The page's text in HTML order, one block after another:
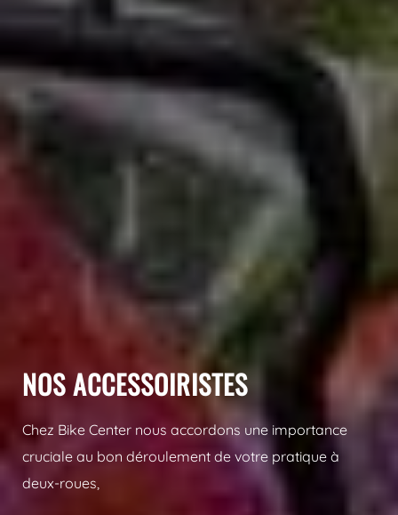
NOS ACCESSOIRISTES
Chez Bike Center nous accordons une importance
cruciale au bon déroulement de votre pratique à
deux-roues,